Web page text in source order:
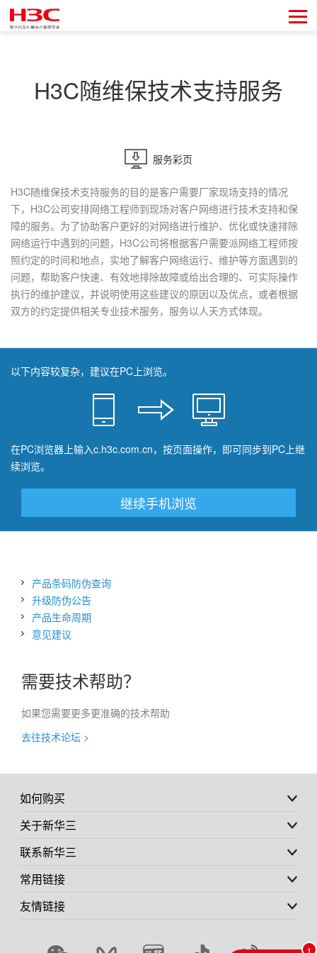
H3C随维保技术支持服务
服务彩页
H3C随维保技术支持服务的目的是客户需要厂家现场支持的情况
下，H3C公司安排网络工程师到现场对客户网络进行技术支持和保
障的服务。为了协助客户更好的对网络进行维护、优化或快速排除
网络运行中遇到的问题，H3C公司将根据客户需要派网络工程师按
照约定的时间和地点，实地了解客户网络运行、维护等方面遇到的
问题，帮助客户快速、有效地排除故障或给出合理的、可实际操作
执行的维护建议，并说明使用这些建议的原因以及优点，或者根据
双方的约定提供相关专业技术服务，服务以人天方式体现。
以下内容较复杂，建议在PC上浏览。
在PC浏览器上输入c.h3c.com.cn，按页面操作，即可同步到PC上继
续浏览。
继续手机浏览
产品条码防伪查询
升级防伪公告
产品生命周期
意见建议
需要技术帮助？
如果您需要更多更准确的技术帮助
去往技术论坛 >
如何购买
关于新华三
联系新华三
常用链接
友情链接